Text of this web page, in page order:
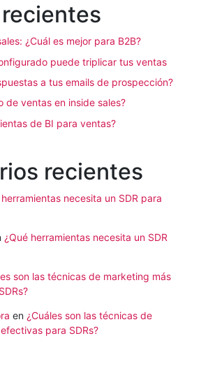
¿Cuál es mejor para B2B?
puede triplicar tus ventas
a tus emails de prospección?
de ventas en inside sales?
de BI para ventas?
recientes
herramientas necesita un SDR para
¿Qué herramientas necesita un SDR
son las técnicas de marketing más
en ¿Cuáles son las técnicas de
para SDRs?